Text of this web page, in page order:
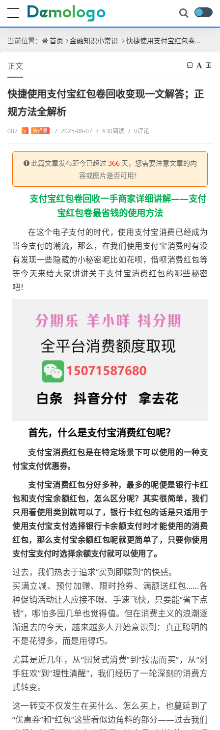
当前位置： 首页 金融知识小常识 快捷使用支付宝红包卷回收变现一文解答；正规方法全解析
正文
快捷使用支付宝红包卷回收变现一文解答；正
规方法全解析
007 V 管理员 / 2025-08-07 / 630阅读 / 0评论
此篇文章发布距今已超过 366 天，您需要注意文章的内
容或图片是否可用！
支付宝红包卷回收一手商家详细讲解——支付
宝红包卷最省钱的使用方法
在这个电子支付的时代，使用支付宝消费已经成为
当今支付的潮流，那么，在我们使用支付宝消费时有没
有发现一些隐藏的小秘密呢比如花呗，借呗消费红包等
等今天来给大家讲讲关于支付宝消费红包的哪些秘密
吧！
首先，什么是支付宝消费红包呢？
支付宝消费红包是在特定场景下可以使用的一种支
付宝支付优惠劵。
支付宝消费红包分好多种，最多的呢便是银行卡红
包和支付宝余额红包，怎么区分呢？其实很简单，我们
只用看使用类别就可以了，银行卡红包的话是只适用于
使用支付宝支付选择银行卡余额支付时才能使用的消费
红包，那么支付宝余额红包呢就更简单了，只要你使用
支付宝支付时选择余额支付就可以使用了。
过去，我们热衷于追求“买到即赚到”的快感。
买满立减、预付加赠、限时抢券、满额送红包……各
种促销活动让人应接不暇、手速飞快，只要能“省下点
钱”，哪怕多囤几单也觉得值。但在消费主义的浪潮逐
渐退去的今天，越来越多人开始意识到：真正聪明的
不是花得多，而是用得巧。
尤其是近几年，从“囤货式消费”到“按需而买”，从“剁
手狂欢”到“理性清醒”，我们经历了一轮深刻的消费方
式转变。
这一转变不仅发生在买什么、怎么买上，也蔓延到了
“优惠券”和“红包”这些看似边角料的部分——过去我们